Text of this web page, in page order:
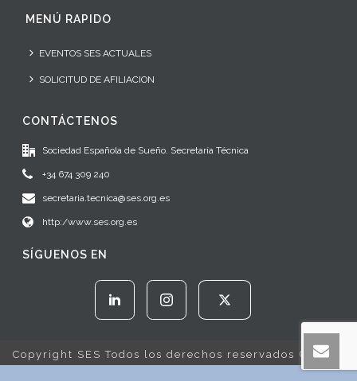
MENÚ RAPIDO
EVENTOS SES ACTUALES
SOLICITUD DE AFILIACION
CONTÁCTENOS
Sociedad Española de Sueño. Secretaría Técnica
+34 674 309 240
secretaria.tecnica@ses.org.es
http:/www.ses.org.es
SÍGUENOS EN
Copyright SES Todos los derechos reservados © 2022